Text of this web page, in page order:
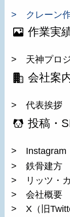
> クレーン
作業実
> 天神プロ
会社案
> 代表挨拶
投稿・
> Instagram
> 鉄骨建方
> リッツ・
> 会社概要
> X（旧